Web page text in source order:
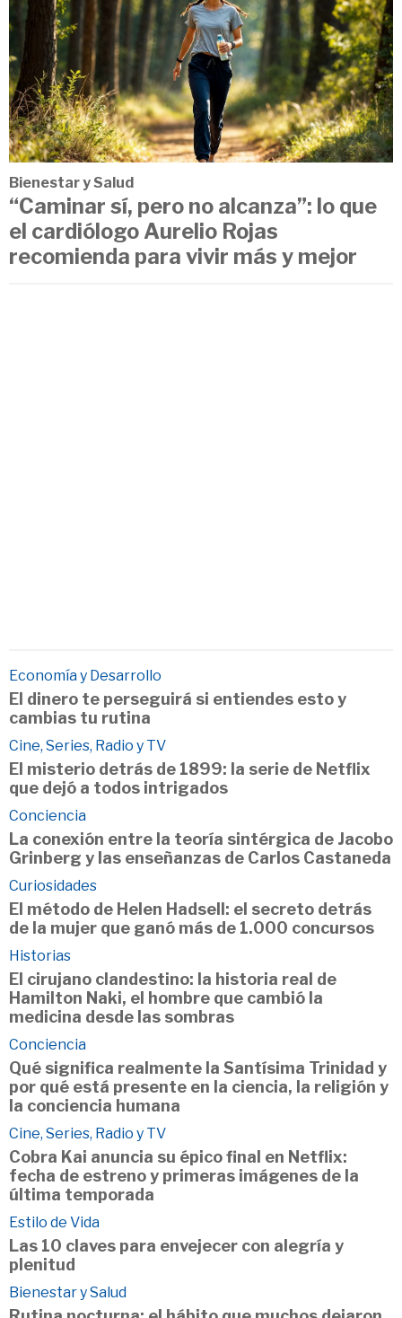
Bienestar y Salud
“Caminar sí, pero no alcanza”: lo que
el cardiólogo Aurelio Rojas
recomienda para vivir más y mejor
Economía y Desarrollo
El dinero te perseguirá si entiendes esto y
cambias tu rutina
Cine, Series, Radio y TV
El misterio detrás de 1899: la serie de Netflix
que dejó a todos intrigados
Conciencia
La conexión entre la teoría sintérgica de Jacobo
Grinberg y las enseñanzas de Carlos Castaneda
Curiosidades
El método de Helen Hadsell: el secreto detrás
de la mujer que ganó más de 1.000 concursos
Historias
El cirujano clandestino: la historia real de
Hamilton Naki, el hombre que cambió la
medicina desde las sombras
Conciencia
Qué significa realmente la Santísima Trinidad y
por qué está presente en la ciencia, la religión y
la conciencia humana
Cine, Series, Radio y TV
Cobra Kai anuncia su épico final en Netflix:
fecha de estreno y primeras imágenes de la
última temporada
Estilo de Vida
Las 10 claves para envejecer con alegría y
plenitud
Bienestar y Salud